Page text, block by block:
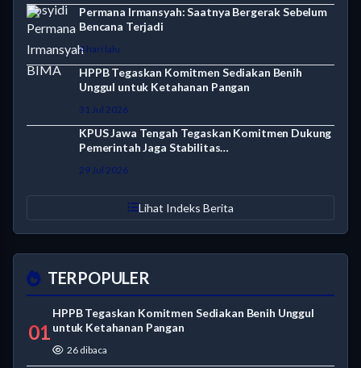
Permana Irmansyah: Saatnya Bergerak Sebelum
Bencana Terjadi
4 hari lalu
HPPB Tegaskan Komitmen Sediakan Benih
Unggul untuk Ketahanan Pangan
31 Jul 2026
KPUS Jawa Tengah Tegaskan Komitmen Dukung
Pemerintah Jaga Stabilitas…
29 Jul 2026
Lihat Indeks Berita
TERPOPULER
01
HPPB Tegaskan Komitmen Sediakan Benih Unggul
untuk Ketahanan Pangan
26 dibaca